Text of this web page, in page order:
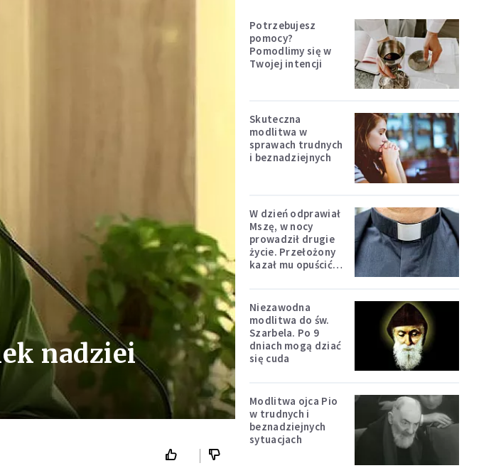
nadziei
Potrzebujesz
pomocy?
Pomodlimy się w
Twojej intencji
Skuteczna
modlitwa w
sprawach trudnych
i beznadziejnych
W dzień odprawiał
Mszę, w nocy
prowadził drugie
życie. Przełożony
kazał mu opuścić
Niezawodna
modlitwa do św.
Szarbela. Po 9
dniach mogą dziać
się cuda
Modlitwa ojca Pio
w trudnych i
beznadziejnych
sytuacjach